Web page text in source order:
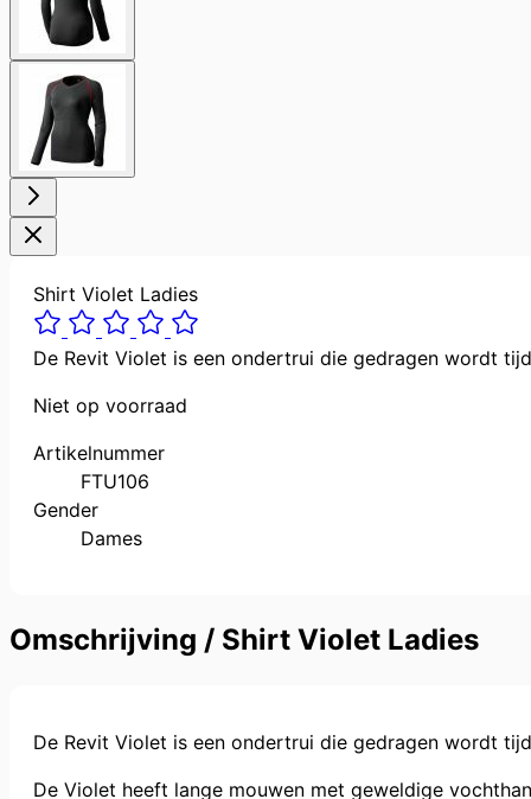
larger
image
Shirt Violet Ladies
De Revit Violet is een ondertrui die gedragen wordt
Niet op voorraad
Artikelnummer
FTU106
Gender
Dames
Omschrijving / Shirt Violet Ladies
De Revit Violet is een ondertrui die gedragen wordt
De Violet heeft lange mouwen met geweldige